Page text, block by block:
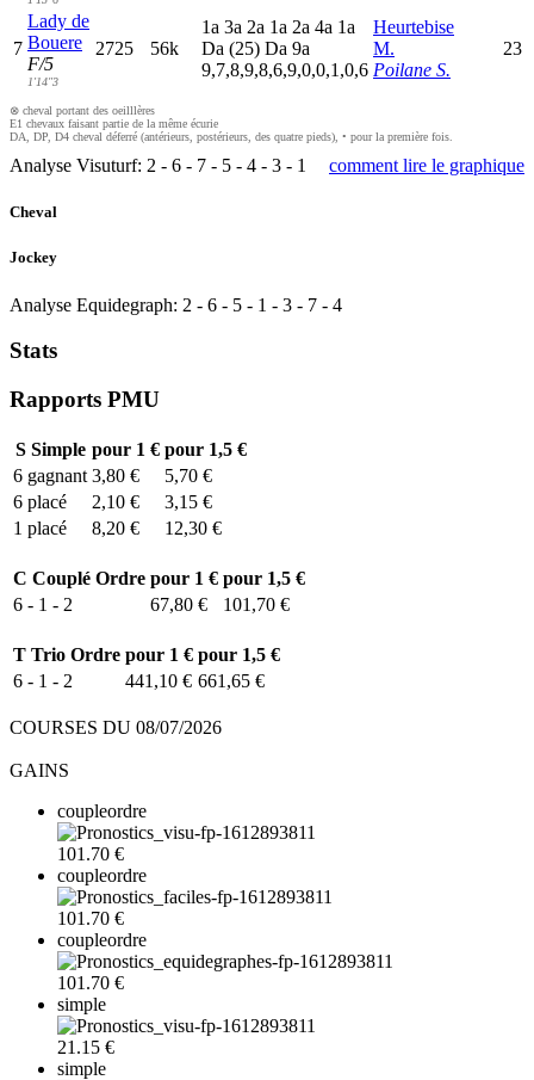
7
Lady de
Bouere
F/5
1'14"3
2725 56k
1a 3a 2a 1a 2a 4a 1a
Da (25) Da 9a
9,7,8,9,8,6,9,0,0,1,0,6
Heurtebise
M.
Poilane S.
23
⊗ cheval portant des oeilllères
E1 chevaux faisant partie de la même écurie
DA, DP, D4 cheval déferré (antérieurs, postérieurs, des quatre pieds), • pour la première fois.
Analyse Visuturf: 2 - 6 - 7 - 5 - 4 - 3 - 1 comment lire le graphique
Cheval
Jockey
Analyse Equidegraph: 2 - 6 - 5 - 1 - 3 - 7 - 4
Stats
Rapports PMU
SSimple pour 1 € pour 1,5 €
6 gagnant 3,80 €
5,70 €
6 placé 2,10 €
3,15 €
1 placé 8,20 € 12,30 €
C Couplé Ordre pour 1 € pour 1,5 €
6 - 1 - 2
67,80 € 101,70 €
T Trio Ordre pour 1 € pour 1,5 €
6 - 1 - 2
441,10 € 661,65 €
COURSES DU 08/07/2026
GAINS
coupleordre
101.70 €
coupleordre
101.70 €
coupleordre
101.70 €
simple
21.15 €
simple